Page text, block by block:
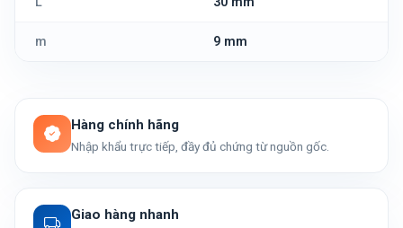
m 9 mm
Hàng chính hãng
Nhập khẩu trực tiếp, đầy đủ chứng từ nguồn gốc.
Giao hàng nhanh